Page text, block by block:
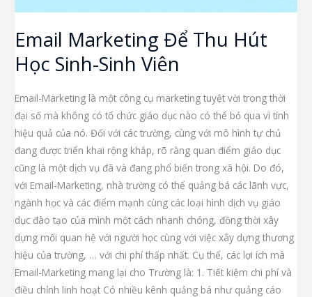
Email Marketing Để Thu Hút
Học Sinh-Sinh Viên
Email-Marketing là một công cụ marketing tuyệt vời trong thời
đại số mà không có tổ chức giáo dục nào có thể bỏ qua vì tính
hiệu quả của nó. Đối với các trường, cùng với mô hình tự chủ
đang được triển khai rộng khắp, rõ ràng quan điểm giáo dục
cũng là một dịch vụ đã và đang phổ biến trong xã hội. Do đó,
với Email-Marketing, nhà trường có thể quảng bá các lãnh vực,
ngành học và các điểm mạnh cùng các loại hình dịch vụ giáo
dục đào tạo của mình một cách nhanh chóng, đồng thời xây
dựng mối quan hệ với người học cùng với việc xây dựng thương
hiệu của trường, … với chi phí thấp nhất. Cụ thể, các lợi ích mà
Email-Marketing mang lại cho Trường là: 1. Tiết kiệm chi phí và
điều chỉnh linh hoạt Có nhiều kênh quảng bá như quảng cáo